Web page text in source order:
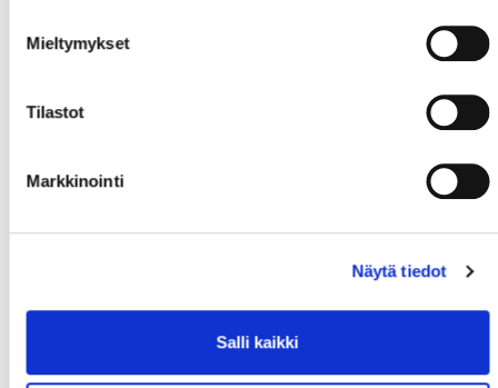
Mieltymykset
Tilastot
Markkinointi
Näytä tiedot
Salli kaikki